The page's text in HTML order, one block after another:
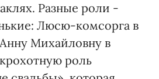
Разные роли -
Люсю-комсорга в
Михайловну в
роль